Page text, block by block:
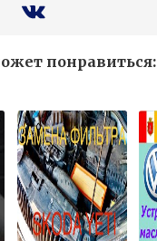
понравиться: